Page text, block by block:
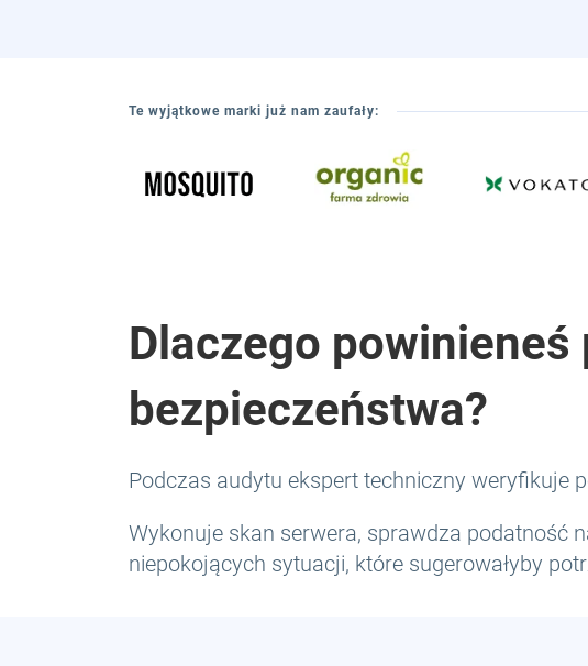
Te wyjątkowe marki już nam zaufały:
Dlaczego
bezpieczeństwa?
Podczas audytu ekspert techniczny weryfikuje
Wykonuje skan serwera, sprawdza podatność
niepokojących sytuacji, które sugerowałyby